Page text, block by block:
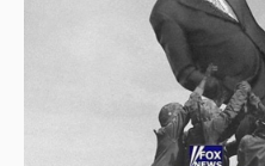
분위기를 한껏 끌어올렸습니다. 일리
전당대회에는 빌 클린턴 전 대통령까
나섰습니다. 클린턴 전 대통령은 트럼
때마다 나(me)를 강조하며 노래를 시
대통령이 되면 당신(you)로 시작할
보냈습니다. 전날 해리스가 후보 지명
주지사도 부통령 후보 지명을 수락하